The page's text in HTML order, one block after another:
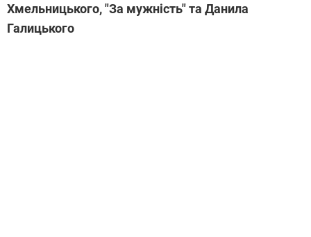
Хмельницького, "За мужність" та Данила
Галицького